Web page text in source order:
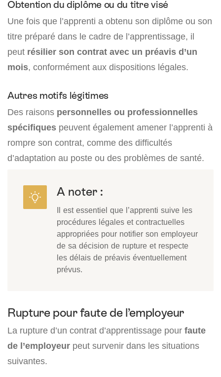
Obtention du diplôme ou du titre visé
Une fois que l’apprenti a obtenu son diplôme ou son
titre préparé dans le cadre de l’apprentissage, il
peut résilier son contrat avec un préavis d’un
mois, conformément aux dispositions légales.
Autres motifs légitimes
Des raisons personnelles ou professionnelles
spécifiques peuvent également amener l’apprenti à
rompre son contrat, comme des difficultés
d’adaptation au poste ou des problèmes de santé.
A noter :
Il est essentiel que l’apprenti suive les
procédures légales et contractuelles
appropriées pour notifier son employeur
de sa décision de rupture et respecte
les délais de préavis éventuellement
prévus.
Rupture pour faute de l’employeur
La rupture d’un contrat d’apprentissage pour faute
de l’employeur peut survenir dans les situations
suivantes.